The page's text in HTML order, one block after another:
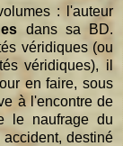
: l'auteur
dans sa BD.
véridiques (ou
véridiques), il
en faire, sous
à l'encontre de
le naufrage du
destiné